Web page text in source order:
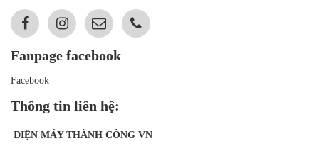
Fanpage facebook
Facebook
Thông tin liên hệ:
ĐIỆN MÁY THÀNH CÔNG VN